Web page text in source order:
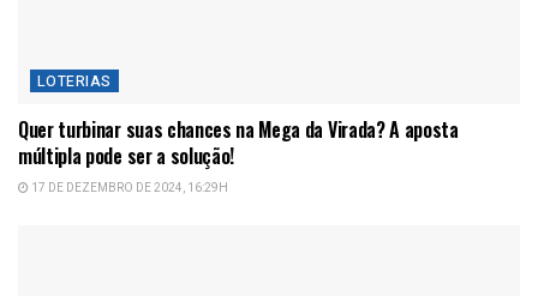
LOTERIAS
Quer turbinar suas chances na Mega da Virada? A aposta
múltipla pode ser a solução!
17 DE DEZEMBRO DE 2024, 16:29H